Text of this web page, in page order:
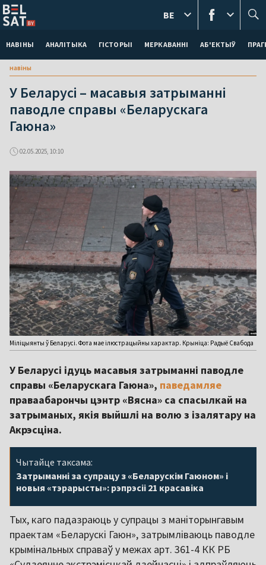
НАВІНЫ АНАЛІТЫКА ГІСТОРЫІ МЕРКАВАННI АБ'ЕКТЫЎ
BE
навіны
У Беларусі – масавыя затрыманні
паводле справы «Беларускага
Гаюна»
02.05.2025, 10:10
Міліцыянты ў Беларусі. Фота мае ілюстрацыйны характар. Крыніца: Радыё Свабода
У Беларусі ідуць масавыя затрыманні паводле
справы «Беларускага Гаюна», паведамляе
праваабарончы цэнтр «Вясна» са спасылкай на
затрыманых, якія выйшлі на волю з ізалятару на
Акрэсціна.
Чытайце таксама:
Затрыманні за супрацу з «Беларускім Гаюном» і
новыя «тэрарысты»: рэпрэсіі 21 красавіка
Тых, каго падазраюць у супрацы з маніторынгавым
праектам «Беларускі Гаюн», затрымліваюць паводле
крымінальных справаў у межах арт. 361-4 КК РБ